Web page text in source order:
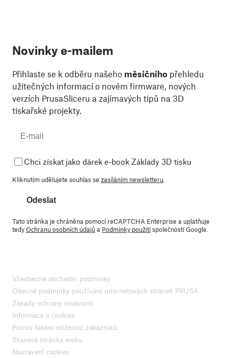
Novinky e-mailem
Přihlaste se k odběru našeho měsíčního přehledu
užitečných informací o novém firmware, nových
verzích PrusaSliceru a zajímavých tipů na 3D
tiskařské projekty.
Chci získat jako dárek e-book Základy 3D tisku
Kliknutím udělujete souhlas se zasíláním newsletteru.
Odeslat
Tato stránka je chráněna pomocí reCAPTCHA Enterprise a uplatňuje
tedyOchranu osobních údajůa Podmínky použitíspolečnosti Google.
Všeobecné obchodní podmínky
Obecné podmínky používání internetových stránek PRUSA
Zásady ochrany soukromí
Informace o cookies
Proces řešení stížností zákazníků
Stavová stránka webu
Nastavení cookies